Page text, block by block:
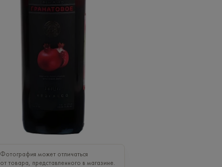
Фотография может отличаться
от товара, представленного в магазине.